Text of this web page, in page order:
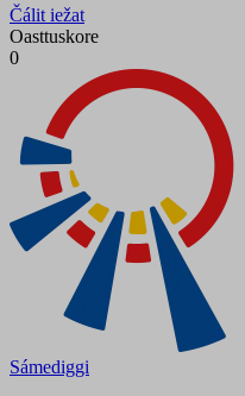
Čálit iežat
Oasttuskore
0
Sámediggi